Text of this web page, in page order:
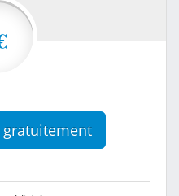
gratuitement